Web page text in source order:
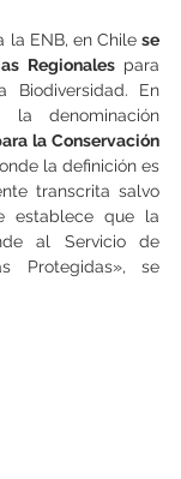
la ENB, en Chile se
Regionales para
Biodiversidad. En
la denominación
la Conservación
la definición es
transcrita salvo
establece que la
al Servicio de
Protegidas», se